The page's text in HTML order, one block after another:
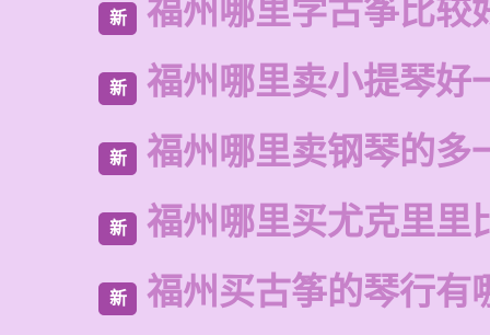
新 福州哪里学古筝比较
新 福州哪里卖小提琴好
新 福州哪里卖钢琴的多
新 福州哪里买尤克里里
新 福州买古筝的琴行有